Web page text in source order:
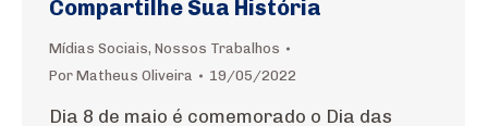
Compartilhe Sua História
Mídias Sociais, Nossos Trabalhos
Por Matheus Oliveira 19/05/2022
Dia 8 de maio é comemorado o Dia das